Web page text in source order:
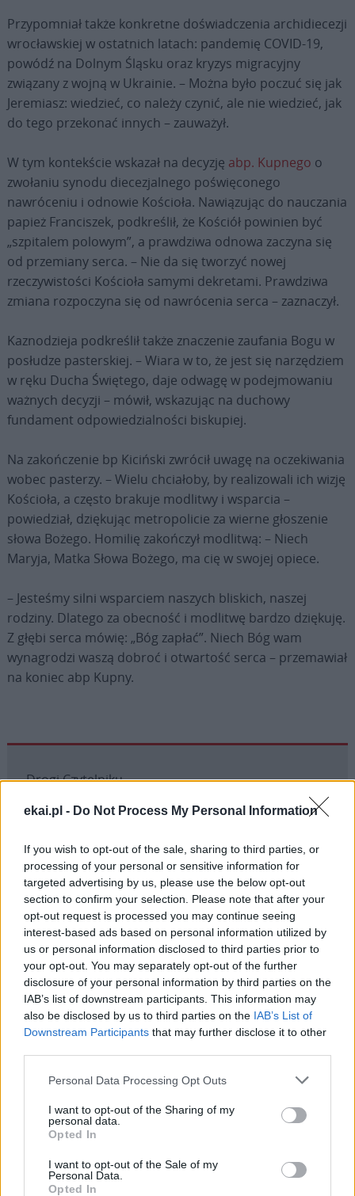
ekai.pl - Do Not Process My Personal Information
If you wish to opt-out of the sale, sharing to third parties, or
processing of your personal or sensitive information for
targeted advertising by us, please use the below opt-out
section to confirm your selection. Please note that after your
opt-out request is processed you may continue seeing
interest-based ads based on personal information utilized by
us or personal information disclosed to third parties prior to
your opt-out. You may separately opt-out of the further
disclosure of your personal information by third parties on the
IAB’s list of downstream participants. This information may
also be disclosed by us to third parties on the IAB’s List of
Downstream Participants that may further disclose it to other
Personal Data Processing Opt Outs
I want to opt-out of the Sharing of my
personal data.
Opted In
I want to opt-out of the Sale of my
Personal Data.
Opted In
Przypomniał także konkretne doświadczenia archidiecezji
wrocławskiej w ostatnich latach: pandemię COVID-19,
powódź na Dolnym Śląsku oraz kryzys migracyjny
związany z wojną w Ukrainie. – Można było poczuć się jak
Jeremiasz: wiedzieć, co należy czynić, ale nie wiedzieć, jak
do tego przekonać innych – zauważył.
W tym kontekście wskazał na decyzję abp. Kupnego o
zwołaniu synodu diecezjalnego poświęconego
nawróceniu i odnowie Kościoła. Nawiązując do nauczania
papież Franciszek, podkreślił, że Kościół powinien być
„szpitalem polowym”, a prawdziwa odnowa zaczyna się
od przemiany serca. – Nie da się tworzyć nowej
rzeczywistości Kościoła samymi dekretami. Prawdziwa
zmiana rozpoczyna się od nawrócenia serca – zaznaczył.
Kaznodzieja podkreślił także znaczenie zaufania Bogu w
posłudze pasterskiej. – Wiara w to, że jest się narzędziem
w ręku Ducha Świętego, daje odwagę w podejmowaniu
ważnych decyzji – mówił, wskazując na duchowy
fundament odpowiedzialności biskupiej.
Na zakończenie bp Kiciński zwrócił uwagę na oczekiwania
wobec pasterzy. – Wielu chciałoby, by realizowali ich wizję
Kościoła, a często brakuje modlitwy i wsparcia –
powiedział, dziękując metropolicie za wierne głoszenie
słowa Bożego. Homilię zakończył modlitwą: – Niech
Maryja, Matka Słowa Bożego, ma cię w swojej opiece.
– Jesteśmy silni wsparciem naszych bliskich, naszej
rodziny. Dlatego za obecność i modlitwę bardzo dziękuję.
Z głębi serca mówię: „Bóg zapłać”. Niech Bóg wam
wynagrodzi waszą dobroć i otwartość serca – przemawiał
na koniec abp Kupny.
Drogi Czytelniku,
cieszymy się, że odwiedzasz nasz portal. Jesteśmy
tu dla Ciebie!
Każdego dnia publikujemy najważniejsze
informacje z życia Kościoła w Polsce i na świecie.
Jednak bez Twojej pomocy sprostanie temu
zadaniu będzie coraz trudniejsze.
Dlatego prosimy Cię owsparcie portalu eKAI.pl za
pośrednictwem serwisu Patronite.
Dzięki Tobie będziemy mogli realizować naszą
misję. Więcej informacji znajdziesz tutaj.
Facebook
TwitterMessengerWhatsApp
Email Copy Print
Wersja do druku